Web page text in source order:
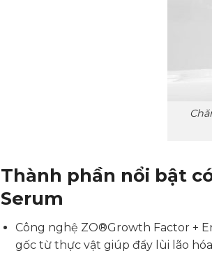
Thành phần nổi bật
Serum
Công nghệ ZO®Growth Factor +
gốc từ thực vật giúp đẩy lùi lão